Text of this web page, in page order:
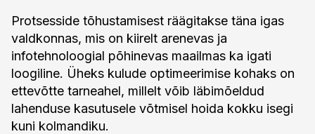
Protsesside tõhustamisest räägitakse täna igas
valdkonnas, mis on kiirelt arenevas ja
infotehnoloogial põhinevas maailmas ka igati
loogiline. Üheks kulude optimeerimise kohaks on
ettevõtte tarneahel, millelt võib läbimõeldud
lahenduse kasutusele võtmisel hoida kokku isegi
kuni kolmandiku.